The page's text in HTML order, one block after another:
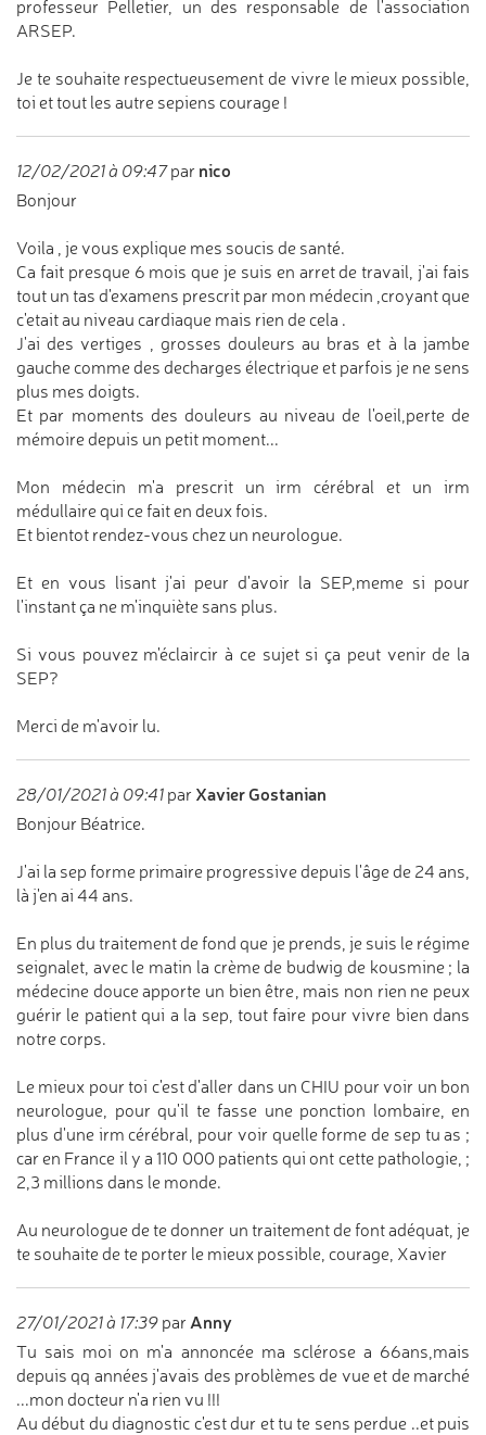
professeur Pelletier, un des responsable de l'association
ARSEP.
Je te souhaite respectueusement de vivre le mieux possible,
toi et tout les autre sepiens courage !
12/02/2021 à 09:47par nico
Bonjour
Voila , je vous explique mes soucis de santé.
Ca fait presque 6 mois que je suis en arret de travail, j'ai fais
tout un tas d'examens prescrit par mon médecin ,croyant que
c'etait au niveau cardiaque mais rien de cela .
J'ai des vertiges , grosses douleurs au bras et à la jambe
gauche comme des decharges électrique et parfois je ne sens
plus mes doigts.
Et par moments des douleurs au niveau de l'oeil,perte de
mémoire depuis un petit moment...
Mon médecin m'a prescrit un irm cérébral et un irm
médullaire qui ce fait en deux fois.
Et bientot rendez-vous chez un neurologue.
Et en vous lisant j'ai peur d'avoir la SEP,meme si pour
l'instant ça ne m'inquiète sans plus.
Si vous pouvez m'éclaircir à ce sujet si ça peut venir de la
SEP?
Merci de m'avoir lu.
28/01/2021 à 09:41 par Xavier Gostanian
Bonjour Béatrice.
J'ai la sep forme primaire progressive depuis l'âge de 24 ans,
là j'en ai 44 ans.
En plus du traitement de fond que je prends, je suis le régime
seignalet, avec le matin la crème de budwig de kousmine ; la
médecine douce apporte un bien être, mais non rien ne peux
guérir le patient qui a la sep, tout faire pour vivre bien dans
notre corps.
Le mieux pour toi c'est d'aller dans un CHIU pour voir un bon
neurologue, pour qu'il te fasse une ponction lombaire, en
plus d'une irm cérébral, pour voir quelle forme de sep tu as ;
car en France il y a 110 000 patients qui ont cette pathologie, ;
2,3 millions dans le monde.
Au neurologue de te donner un traitement de font adéquat, je
te souhaite de te porter le mieux possible, courage, Xavier
27/01/2021 à 17:39 par Anny
Tu sais moi on m'a annoncée ma sclérose a 66ans,mais
depuis qq années j'avais des problèmes de vue et de marché
...mon docteur n'a rien vu !!!
Au début du diagnostic c'est dur et tu te sens perdue ..et puis